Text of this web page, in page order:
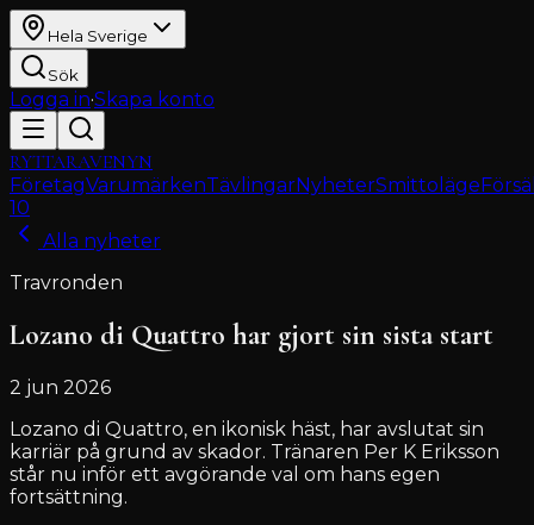
Hela Sverige
Sök
Logga in·Skapa konto
RYTTARAVENYN
FöretagVarumärkenTävlingarNyheterSmittoläge
10
Alla nyheter
Travronden
Lozano di Quattro har gjort sin sista start
2 jun 2026
Lozano di Quattro, en ikonisk häst, har avslutat sin
karriär på grund av skador. Tränaren Per K Eriksson
står nu inför ett avgörande val om hans egen
fortsättning.